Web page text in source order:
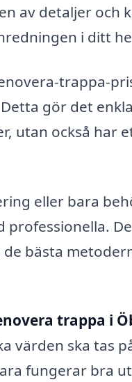
av detaljer och
i ditt
trappa-
gör det
utan också har
eller bara
bästa
trappa i
värden ska tas
fungerar bra